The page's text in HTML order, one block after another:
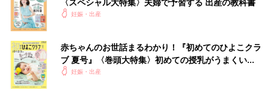
〈スペシャル大特集〉夫婦で予習する 出産の教科書
妊娠・出産
赤ちゃんのお世話まるわかり！『初めてのひよこクラ
ブ 夏号』〈巻頭大特集〉初めての授乳がうまくい
く！ おっぱい・ミルクの基本と夏のトラブル 解決テ
妊娠・出産